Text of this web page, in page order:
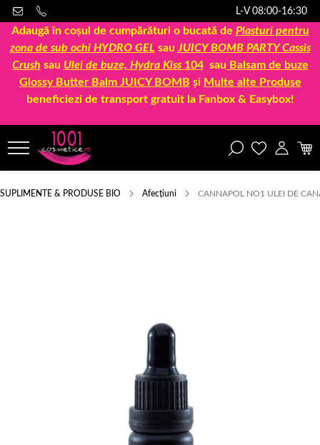
L-V 08:00-16:30
Adaugă în coșul de cumpărături o bucată de Plasturi pentru
zona de sub ochi HYDRO GEL sau JUICY BOMB PARTY Cassis
Crush sau Ulei de buze, Hydra Kiss 104sau Balsam de buze
Glossy Butter Balm JUICY BOMB și Multe alte Produse
beneficiezi de transport gratuit la Fanbox & Easybox!
SUPLIMENTE & PRODUSE BIO Afecțiuni CANNAPOL NO1 ULEI DE